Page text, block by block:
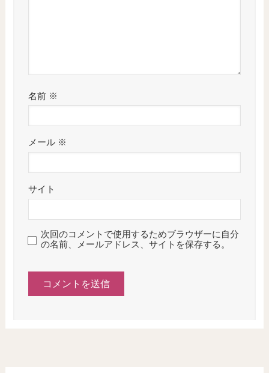
名前 ※
メール ※
サイト
次回のコメントで使用するためブラウザーに自分
の名前、メールアドレス、サイトを保存する。